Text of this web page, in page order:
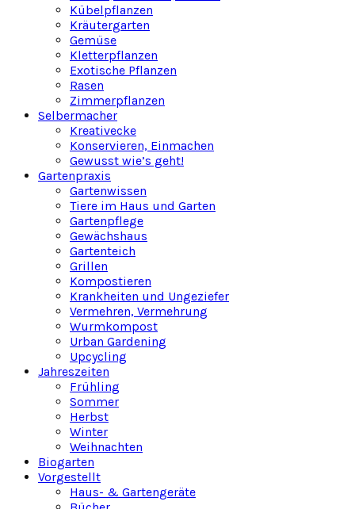
Kübelpflanzen
Kräutergarten
Gemüse
Kletterpflanzen
Exotische Pflanzen
Rasen
Zimmerpflanzen
Selbermacher
Kreativecke
Konservieren, Einmachen
Gewusst wie’s geht!
Gartenpraxis
Gartenwissen
Tiere im Haus und Garten
Gartenpflege
Gewächshaus
Gartenteich
Grillen
Kompostieren
Krankheiten und Ungeziefer
Vermehren, Vermehrung
Wurmkompost
Urban Gardening
Upcycling
Jahreszeiten
Frühling
Sommer
Herbst
Winter
Weihnachten
Biogarten
Vorgestellt
Haus- & Gartengeräte